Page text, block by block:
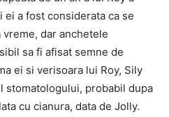
ei a fost considerata ca se
vreme, dar anchetele
sa fi afisat semne de
ei si verisoara lui Roy, Sily
stomatologului, probabil dupa
cu cianura, data de Jolly.